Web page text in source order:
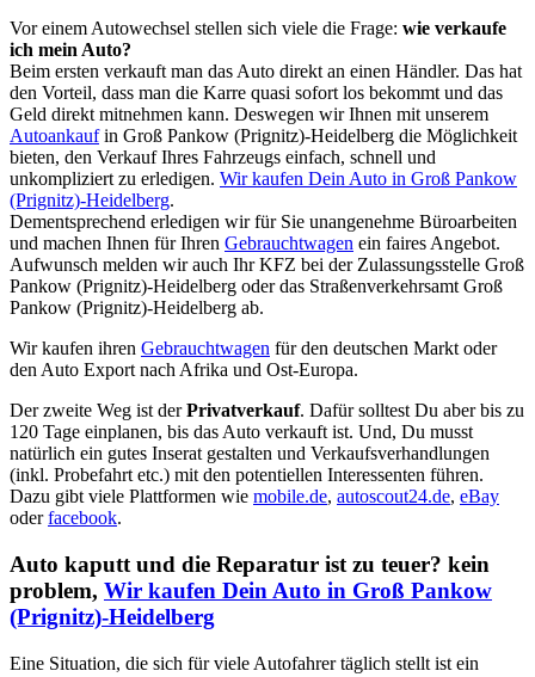
Vor einem Autowechsel stellen sich viele die Frage: wie verkaufe
ich mein Auto?
Beim ersten verkauft man das Auto direkt an einen Händler. Das hat
den Vorteil, dass man die Karre quasi sofort los bekommt und das
Geld direkt mitnehmen kann. Deswegen wir Ihnen mit unserem
Autoankaufin Groß Pankow (Prignitz)-Heidelberg die Möglichkeit
bieten, den Verkauf Ihres Fahrzeugs einfach, schnell und
unkompliziert zu erledigen. Wir kaufen Dein Auto in Groß Pankow
(Prignitz)-Heidelberg.
Dementsprechend erledigen wir für Sie unangenehme Büroarbeiten
und machen Ihnen für Ihren Gebrauchtwagen ein faires Angebot.
Aufwunsch melden wir auch Ihr KFZ bei der Zulassungsstelle Groß
Pankow (Prignitz)-Heidelberg oder das Straßenverkehrsamt Groß
Pankow (Prignitz)-Heidelberg ab.
Wir kaufen ihren Gebrauchtwagen für den deutschen Markt oder
den Auto Export nach Afrika und Ost-Europa.
Der zweite Weg ist derPrivatverkauf. Dafür solltest Du aber bis zu
120 Tage einplanen, bis das Auto verkauft ist. Und, Du musst
natürlich ein gutes Inserat gestalten und Verkaufsverhandlungen
(inkl. Probefahrt etc.) mit den potentiellen Interessenten führen.
Dazu gibt viele Plattformen wie mobile.de, autoscout24.de, eBay
oderfacebook.
Auto kaputt und die Reparatur ist zu teuer? kein
problem, Wir kaufen Dein Auto in Groß Pankow
(Prignitz)-Heidelberg
Eine Situation, die sich für viele Autofahrer täglich stellt ist ein